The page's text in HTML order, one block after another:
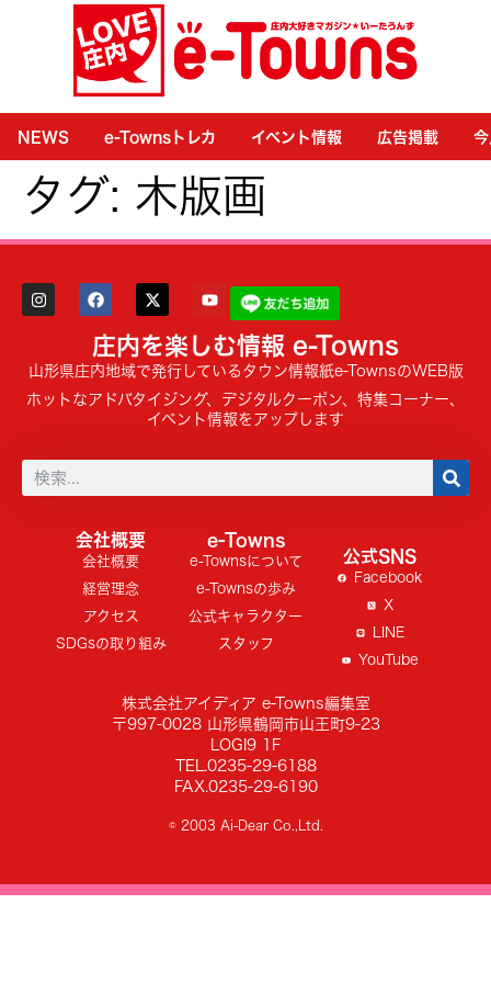
NEWS e-Townsトレカ イベント情報 広告掲載
タグ: 木版画
庄内を楽しむ情報 e-Towns
山形県庄内地域で発行しているタウン情報紙e-TownsのWEB版
ホットなアドバタイジング、デジタルクーポン、特集コーナー、
イベント情報をアップします
会社概要
会社概要
経営理念
アクセス
SDGsの取り組み
e-Towns
e-Townsについて
e-Townsの歩み
公式キャラクター
スタッフ
公式SNS
Facebook
X
LINE
YouTube
株式会社アイディア e-Towns編集室
〒997-0028 山形県鶴岡市山王町9-23
LOGI9 1F
TEL.0235-29-6188
FAX.0235-29-6190
© 2003 Ai-Dear Co.,Ltd.